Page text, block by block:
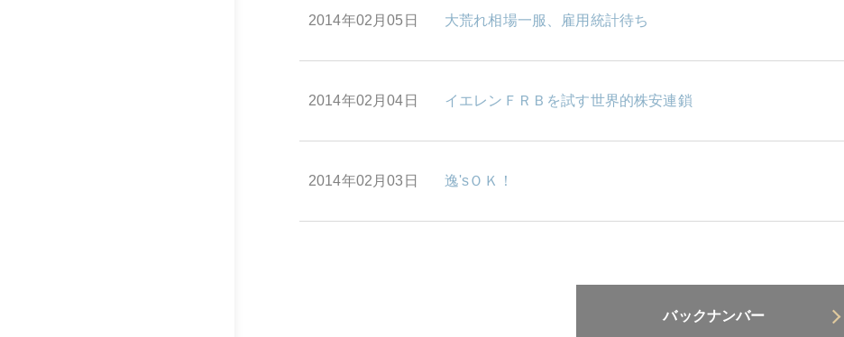
2014年02月05日 大荒れ相場一服、雇用統計待ち
2014年02月04日 イエレンＦＲＢを試す世界的株安連鎖
2014年02月03日 逸'sＯＫ！
バックナンバー